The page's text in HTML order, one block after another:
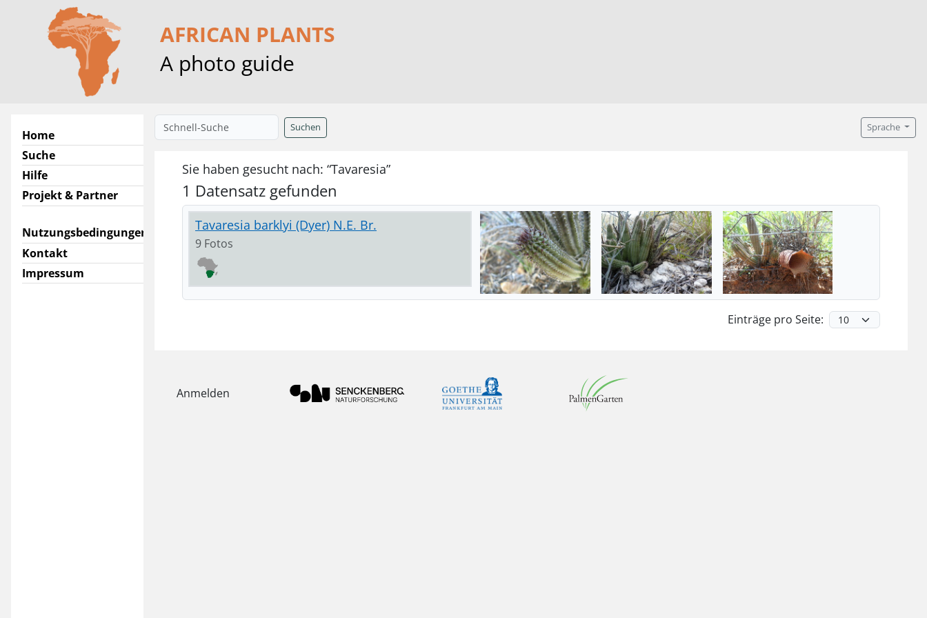
AFRICAN PLANTS
A photo guide
Home
Suche
Hilfe
Projekt & Partner
Nutzungsbedingungen
Kontakt
Impressum
Suchen Sprache
Sie haben gesucht nach: “Tavaresia”
1 Datensatz gefunden
Tavaresia barklyi (Dyer) N.E. Br.
9 Fotos
Einträge pro Seite:
Anmelden